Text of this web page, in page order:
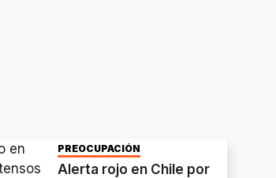
PREOCUPACIÓN
Alerta rojo en Chile por